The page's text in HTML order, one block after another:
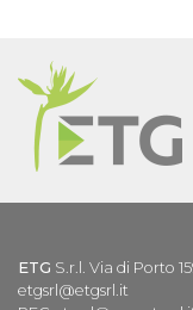
ETG S.r.l. Via di Porto
etgsrl@etgsrl.it